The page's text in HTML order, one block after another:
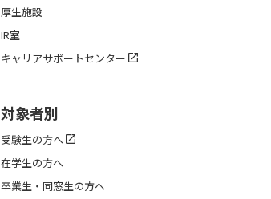
厚生施設
IR室
キャリアサポートセンター
対象者別
受験生の方へ
在学生の方へ
卒業生・同窓生の方へ